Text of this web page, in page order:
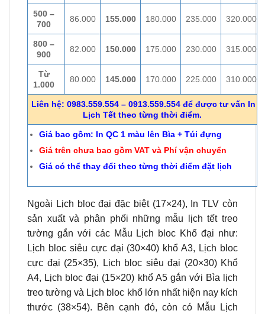
500 –
700
86.000 155.000 180.000 235.000 320.000
800 –
900
82.000 150.000 175.000 230.000 315.000
Từ
1.000
80.000 145.000 170.000 225.000 310.000
Liên hệ: 0983.559.554 – 0913.559.554 để được tư vấn In
Lịch Tết theo từng thời điểm.
Giá bao gồm: In QC 1 màu lên Bìa + Túi đựng
Giá trên chưa bao gồm VAT và Phí vận chuyển
Giá có thể thay đổi theo từng thời điểm đặt lịch
Ngoài Lịch bloc đại đặc biệt (17×24), In TLV còn
sản xuất và phân phối những mẫu lịch tết treo
tường gắn với các Mẫu Lịch bloc Khổ đại như:
Lịch bloc siêu cực đại (30×40) khổ A3, Lịch bloc
cực đại (25×35), Lịch bloc siêu đại (20×30) Khổ
A4, Lịch bloc đại (15×20) khổ A5 gắn với Bìa lịch
treo tường và Lịch bloc khổ lớn nhất hiện nay kích
thước (38×54). Bên cạnh đó, còn có Mẫu Lịch